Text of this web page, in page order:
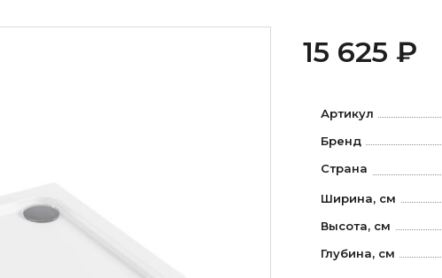
15 625 ₽
Артикул
Бренд
Страна
Ширина, см
Высота, см
Глубина, см